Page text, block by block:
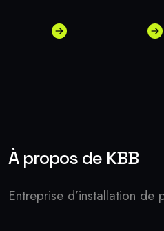
À propos de KBB
Entreprise d’installation de